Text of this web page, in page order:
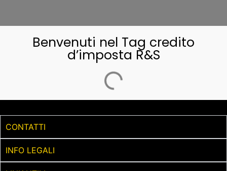
Benvenuti nel Tag credito
d’imposta R&S
CONTATTI
INFO LEGALI